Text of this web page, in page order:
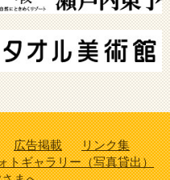
広告掲載
リンク集
トギャラリー（写真貸出）